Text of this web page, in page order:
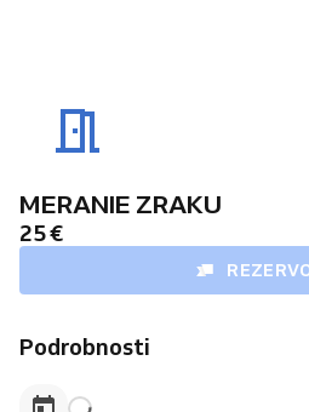
MERANIE ZRAKU
25 €
Podrobnosti